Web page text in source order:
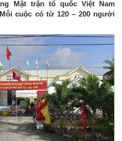
Mặt trận tổ quốc Việt Nam
Mỗi cuộc có từ 120 – 200 người